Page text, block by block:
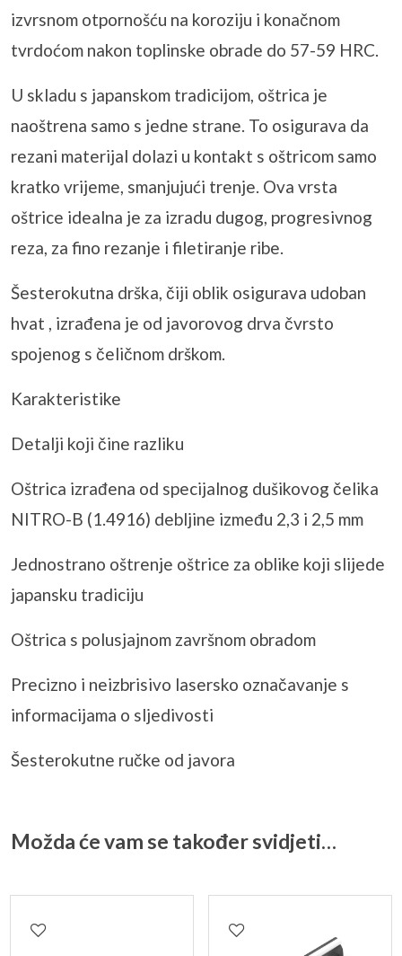
izvrsnom otpornošću na koroziju i konačnom
tvrdoćom nakon toplinske obrade do 57-59 HRC.
U skladu s japanskom tradicijom, oštrica je
naoštrena samo s jedne strane. To osigurava da
rezani materijal dolazi u kontakt s oštricom samo
kratko vrijeme, smanjujući trenje. Ova vrsta
oštrice idealna je za izradu dugog, progresivnog
reza, za fino rezanje i filetiranje ribe.
Šesterokutna drška, čiji oblik osigurava udoban
hvat , izrađena je od javorovog drva čvrsto
spojenog s čeličnom drškom.
Karakteristike
Detalji koji čine razliku
Oštrica izrađena od specijalnog dušikovog čelika
NITRO-B (1.4916) debljine između 2,3 ​​i 2,5 mm
Jednostrano oštrenje oštrice za oblike koji slijede
japansku tradiciju
Oštrica s polusjajnom završnom obradom
Precizno i ​​neizbrisivo lasersko označavanje s
informacijama o sljedivosti
Šesterokutne ručke od javora
Možda će vam se također svidjeti…